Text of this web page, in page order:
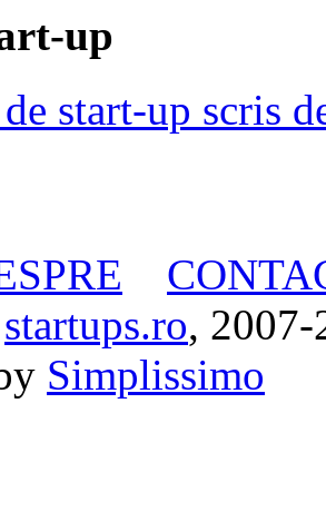
up
start-up scris
startups.ro, 2007-
Simplissimo